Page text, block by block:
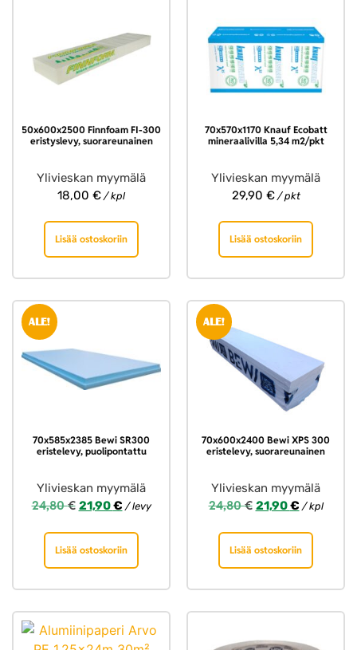
50x600x2500 Finnfoam FI-300
eristyslevy, suorareunainen
Ylivieskan myymälä
18,00 € / kpl
Lisää ostoskoriin
70x570x1170 Knauf Ecobatt
mineraalivilla 5,34 m2/pkt
Ylivieskan myymälä
29,90 €/ pkt
Lisää ostoskoriin
ALE!
70x585x2385 Bewi SR300
eristelevy, puolipontattu
Ylivieskan myymälä
24,80€ 21,90€ / levy
Lisää ostoskoriin
ALE!
70x600x2400 Bewi XPS 300
eristelevy, suorareunainen
Ylivieskan myymälä
24,80€ 21,90€ / kpl
Lisää ostoskoriin